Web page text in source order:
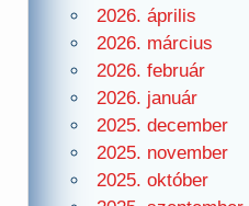
2026. április
2026. március
2026. február
2026. január
2025. december
2025. november
2025. október